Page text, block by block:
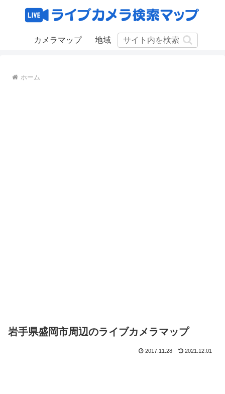
カメラマップ 地域
ホーム
岩手県盛岡市周辺のライブカメラマップ
2017.11.28 2021.12.01